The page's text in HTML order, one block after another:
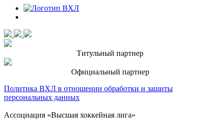
Титульный партнер
Официальный партнер
Политика ВХЛ в отношении обработки и защиты
персональных данных
Ассоциация «Высшая хоккейная лига»